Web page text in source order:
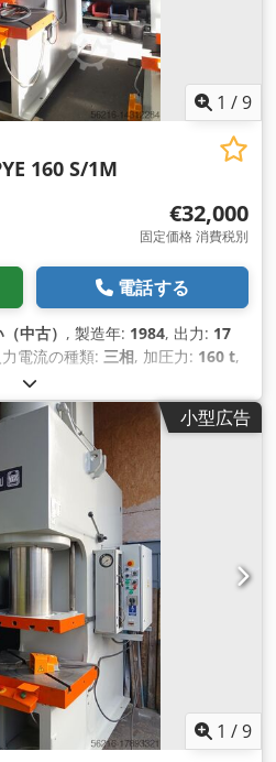
1 /9
160 S/1M
€32,000
固定価格 消費税別
電話する
中古） , 製造年: 1984, 出力: 17
電流の種類: 三相, 加圧力: 160 t,
速度:
, テーブル長さ:630 mm, のど深
: 700 mm , ラムプレート長:450
22,000 mm , 全幅:
量: 7,000 kg（キログラム）
mm 250 バー
小型広告
1 /9